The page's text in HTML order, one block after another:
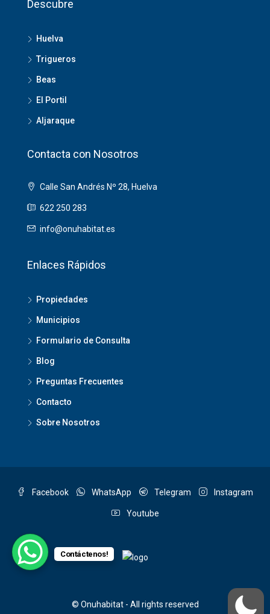
Descubre
Huelva
Trigueros
Beas
El Portil
Aljaraque
Contacta con Nosotros
Calle San Andrés Nº 28, Huelva
622 250 283
info@onuhabitat.es
Enlaces Rápidos
Propiedades
Municipios
Formulario de Consulta
Blog
Preguntas Frecuentes
Contacto
Sobre Nosotros
Facebook WhatsApp Telegram Instagram
Youtube
© Onuhabitat - All rights reserved
Contáctenos!